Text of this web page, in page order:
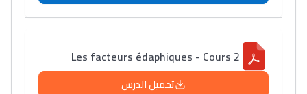
Les facteurs édaphiques - Cours 2
تحميل الدرس